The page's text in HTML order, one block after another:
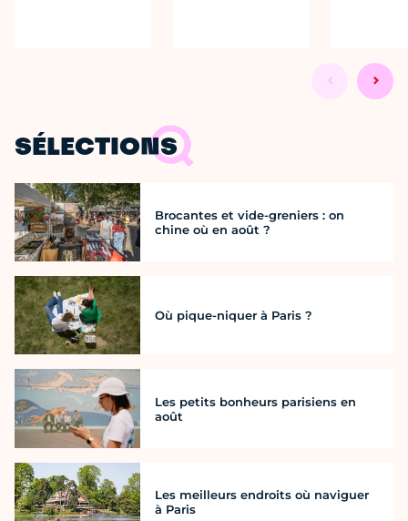
SÉLECTIONS
Brocantes et vide-greniers : on
chine où en août ?
Où pique-niquer à Paris ?
Les petits bonheurs parisiens en
août
Les meilleurs endroits où naviguer
à Paris